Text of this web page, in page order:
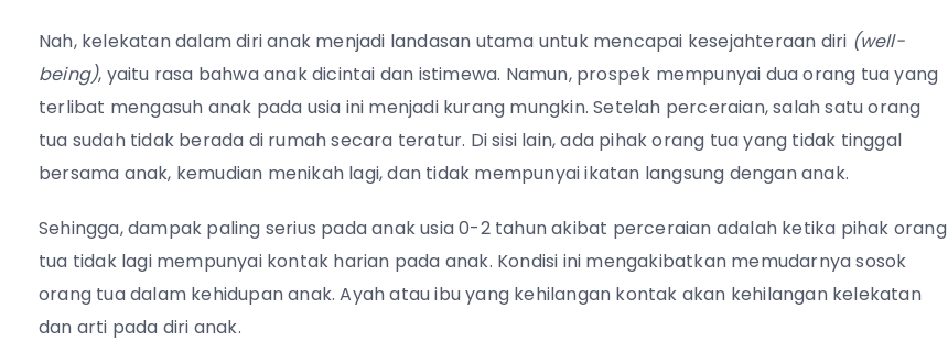
Nah, kelekatan dalam diri anak menjadi landasan utama untuk mencapai kesejahteraan diri (well-
being), yaitu rasa bahwa anak dicintai dan istimewa. Namun, prospek mempunyai dua orang tua yang
terlibat mengasuh anak pada usia ini menjadi kurang mungkin. Setelah perceraian, salah satu orang
tua sudah tidak berada di rumah secara teratur. Di sisi lain, ada pihak orang tua yang tidak tinggal
bersama anak, kemudian menikah lagi, dan tidak mempunyai ikatan langsung dengan anak.
Sehingga, dampak paling serius pada anak usia 0-2 tahun akibat perceraian adalah ketika pihak orang
tua tidak lagi mempunyai kontak harian pada anak. Kondisi ini mengakibatkan memudarnya sosok
orang tua dalam kehidupan anak. Ayah atau ibu yang kehilangan kontak akan kehilangan kelekatan
dan arti pada diri anak.